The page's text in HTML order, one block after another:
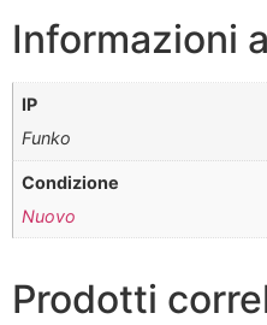
Informazioni
IP
Funko
Condizione
Nuovo
Prodotti